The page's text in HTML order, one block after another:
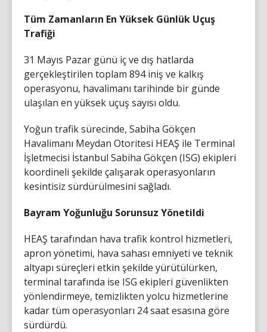
Tüm Zamanların En Yüksek Günlük Uçuş
Trafiği
31 Mayıs Pazar günü iç ve dış hatlarda
gerçekleştirilen toplam 894 iniş ve kalkış
operasyonu, havalimanı tarihinde bir günde
ulaşılan en yüksek uçuş sayısı oldu.
Yoğun trafik sürecinde, Sabiha Gökçen
Havalimanı Meydan Otoritesi HEAŞ ile Terminal
İşletmecisi İstanbul Sabiha Gökçen (ISG) ekipleri
koordineli şekilde çalışarak operasyonların
kesintisiz sürdürülmesini sağladı.
Bayram Yoğunluğu Sorunsuz Yönetildi
HEAŞ tarafından hava trafik kontrol hizmetleri,
apron yönetimi, hava sahası emniyeti ve teknik
altyapı süreçleri etkin şekilde yürütülürken,
terminal tarafında ise ISG ekipleri güvenlikten
yönlendirmeye, temizlikten yolcu hizmetlerine
kadar tüm operasyonları 24 saat esasına göre
sürdürdü.